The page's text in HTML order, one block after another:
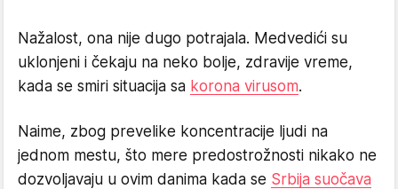
Nažalost, ona nije dugo potrajala. Medvedići su
uklonjeni i čekaju na neko bolje, zdravije vreme,
kada se smiri situacija sa korona virusom.
Naime, zbog prevelike koncentracije ljudi na
jednom mestu, što mere predostrožnosti nikako ne
dozvoljavaju u ovim danima kada se Srbija suočava